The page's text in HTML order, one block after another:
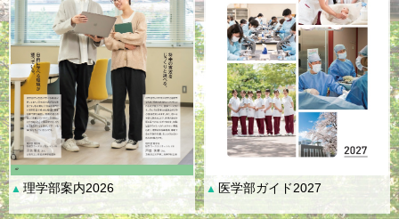
▲理学部案内2026 ▲ 医学部ガイド2027